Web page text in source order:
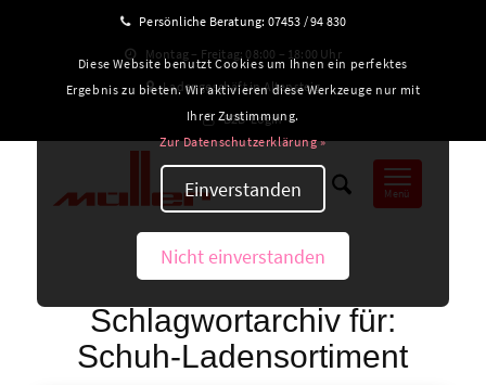
Persönliche Beratung: 07453 / 94 830
Montag – Freitag: 08:00 – 18:00 Uhr
Ladengeschäft in Altensteig
B2B-Login
Menü
Schlagwortarchiv für:
Schuh-Ladensortiment
Diese Website benutzt Cookies um Ihnen ein perfektes
Ergebnis zu bieten. Wir aktivieren diese Werkzeuge nur mit
Ihrer Zustimmung.
Zur Datenschutzerklärung »
Einverstanden
Nicht einverstanden